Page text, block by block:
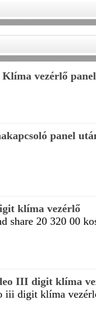
vezérlő panel
panel
klíma vezérlő
share 20 320 00
III digit klíma
iii digit klíma